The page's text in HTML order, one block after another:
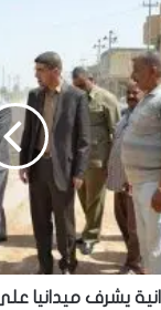
يشرف ميدانيا